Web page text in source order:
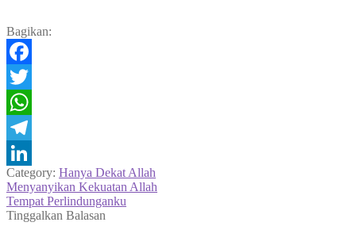
Bagikan:
Facebook
Twitter
WhatsApp
Telegram
LinkedIn
Category: Hanya Dekat Allah
Navigasi
pos
Previous
post:
Menyanyikan Kekuatan Allah
Next
post:
Tempat Perlindunganku
Tinggalkan Balasan